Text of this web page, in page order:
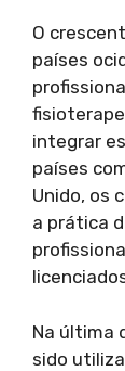
O
países
integrar
países
Unido, os
a prática
Na última
sido